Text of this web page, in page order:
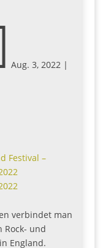
Aug. 3, 2022|
verbindet man
und
England.